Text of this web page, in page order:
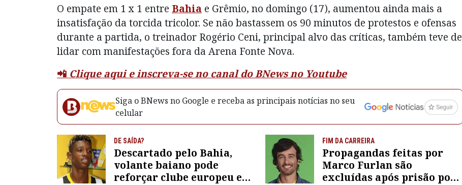
O empate em 1 x 1 entre Bahia e Grêmio, no domingo (17), aumentou ainda mais a
insatisfação da torcida tricolor. Se não bastassem os 90 minutos de protestos e ofensas
durante a partida, o treinador Rogério Ceni, principal alvo das críticas, também teve de
lidar com manifestações fora da Arena Fonte Nova.
📲 Clique aqui e inscreva-se no canal do BNews no Youtube
Siga o BNews no Google e receba as principais notícias no seu
celular
DE SAÍDA?
Descartado pelo Bahia,
volante baiano pode
reforçar clube europeu em
FIM DA CARREIRA
Propagandas feitas por
Marco Furlan são
excluídas após prisão por